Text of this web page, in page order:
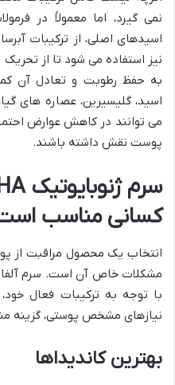
نمی گیرد، اما معمولاً در
اسیدهای اصلی، از ترکیبات
نیز استفاده می شود تا از
به حفظ رطوبت و تعادل آن
اسید، گلیسیرین، عصاره های
می توانند در کاهش عوارض
پوست نقش داشته باشند.
کسانی مناسب
انتخاب یک محصول مراقبت از
مشکلات خاص آن است. سرم آلفا
با توجه به ترکیبات فعال
نیازهای مشخص پوستی، گزینه
بهترین کاندیداها